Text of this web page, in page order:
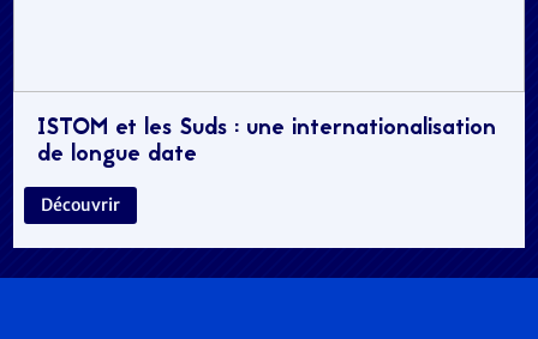
ISTOM et les Suds : une internationalisation
de longue date
Découvrir